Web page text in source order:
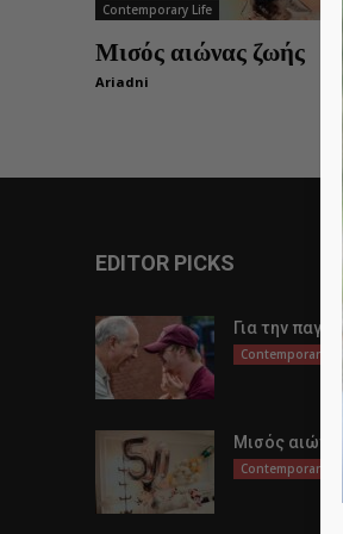
Contemporary Life
Μισός αιώνας ζωής
Ariadni
EDITOR PICKS
Για την
Contemporary Life
Μισός
Contemporary Life